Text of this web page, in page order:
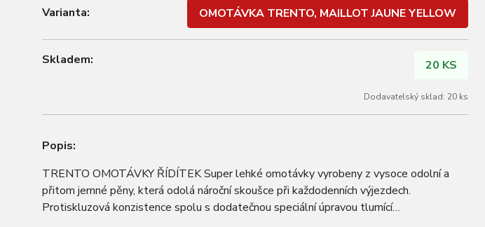
Varianta: OMOTÁVKA TRENTO, MAILLOT JAUNE YELLOW
Skladem: 20 KS
Dodavatelský sklad: 20 ks
Popis:
TRENTO OMOTÁVKY ŘÍDÍTEK Super lehké omotávky vyrobeny z vysoce odolní a
přitom jemné pěny, která odolá nároční skoušce při každodenních výjezdech.
Protiskluzová konzistence spolu s dodatečnou speciální úpravou tlumící